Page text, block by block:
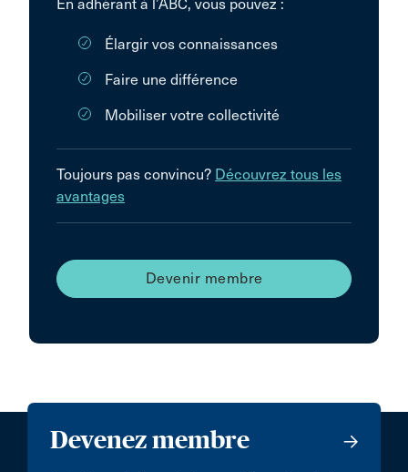
En adhérant à l’ABC, vous pouvez :
Élargir vos connaissances
Faire une différence
Mobiliser votre collectivité
Toujours pas convincu? Découvrez tous les
avantages
Devenir membre
Devenez membre